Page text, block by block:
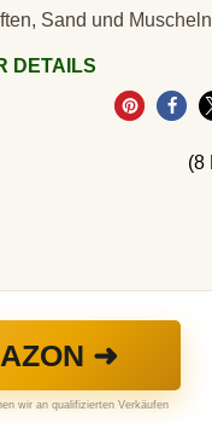
Sand und
DETAILS
(8
➜
wir an qualifizierten Verkäufen